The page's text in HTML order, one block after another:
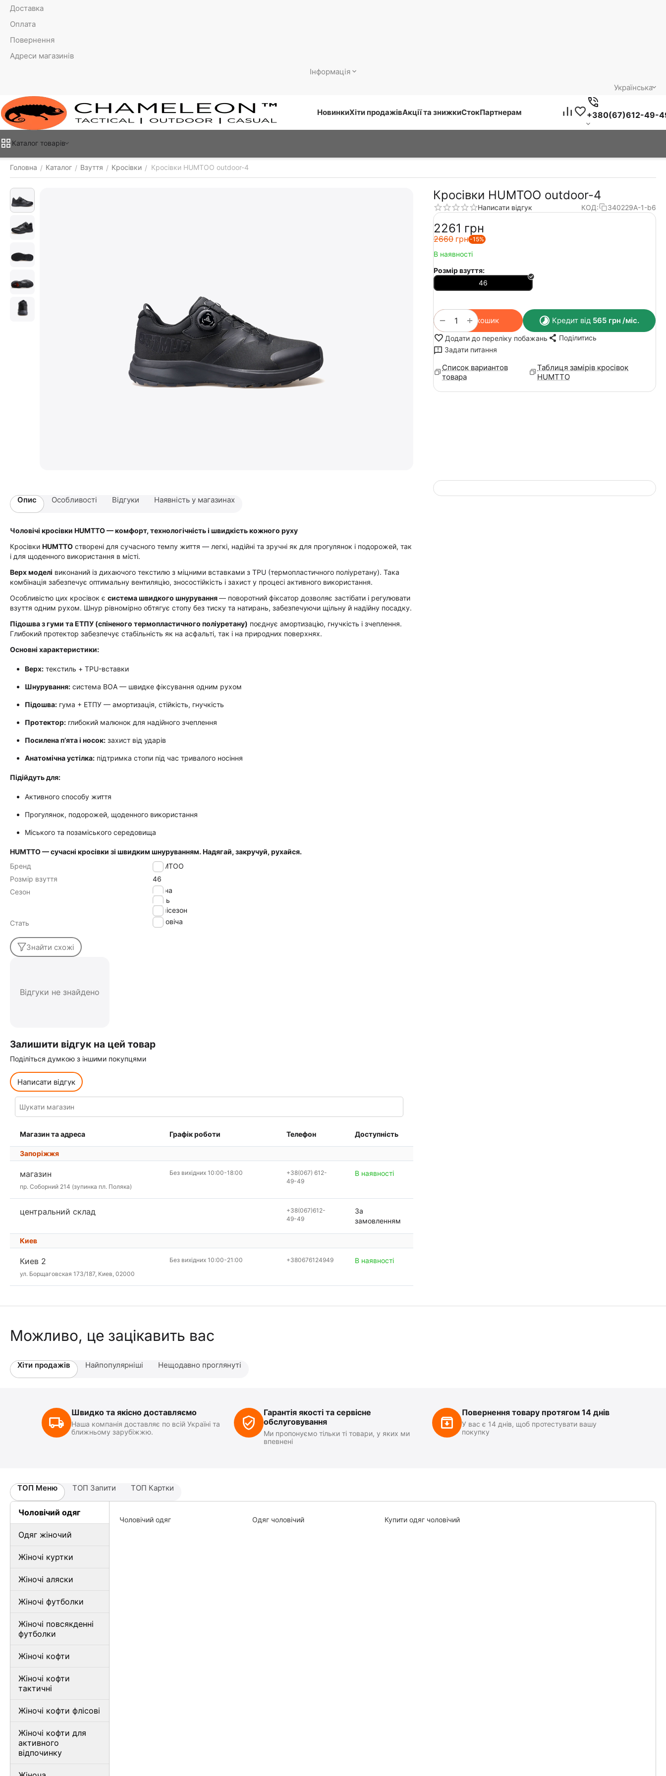
Доставка
Оплата
Повернення
Адреси магазинів
Інформація
Українська
НовинкиХіти продажівАкції та знижкиСтокПартнерам +380(67)612-49-
Каталог товарiв
Головна / Каталог / Взуття / Кросівки / Кросівки HUMTOO outdoor-4
Кросівки HUMTOO outdoor-4
Написати відгук КОД: 340229А-1-b6
‍2261‍ грн
‍2660‍ грн -15%
В наявності
Розмір взуття:
46
+
− У кошик Кредит від 565грн /міс.
Додати до переліку побажань
Поділитись
Задати питання
Список вариантов
товара
Таблиця замірів кросівок
HUMTTO
Опис Особливості Відгуки Наявність у магазинах
Чоловічі кросівки HUMTTO — комфорт, технологічність і швидкість кожного руху
Кросівки HUMTTO створені для сучасного темпу життя — легкі, надійні та зручні як для прогулянок і подорожей, так
і для щоденного використання в місті.
Верх моделі виконаний із дихаючого текстилю з міцними вставками з TPU (термопластичного поліуретану). Така
комбінація забезпечує оптимальну вентиляцію, зносостійкість і захист у процесі активного використання.
Особливістю цих кросівок є система швидкого шнурування— поворотний фіксатор дозволяє застібати і регулювати
взуття одним рухом. Шнур рівномірно обтягує стопу без тиску та натирань, забезпечуючи щільну й надійну посадку.
Підошва з гуми та ЕТПУ (спіненого термопластичного поліуретану) поєднує амортизацію, гнучкість і зчеплення.
Глибокий протектор забезпечує стабільність як на асфальті, так і на природних поверхнях.
Основні характеристики:
Верх: текстиль + TPU-вставки
Шнурування: система BOA — швидке фіксування одним рухом
Підошва: гума + ЕТПУ — амортизація, стійкість, гнучкість
Протектор: глибокий малюнок для надійного зчеплення
Посилена п’ята і носок: захист від ударів
Анатомічна устілка: підтримка стопи під час тривалого носіння
Підійдуть для:
Активного способу життя
Прогулянок, подорожей, щоденного використання
Міського та позаміського середовища
HUMTTO — сучасні кросівки зі швидким шнуруванням. Надягай, закручуй, рухайся.
Бренд
HUMTOO
Розмір взуття
46
Сезон
весна
осінь
демісезон
Стать
Чоловіча
Знайти схожі
Відгуки не знайдено
Залишити відгук на цей товар
Поділіться думкою з іншими покупцями
Написати відгук
Магазин та адреса Графік роботи Телефон Доступність
Запоріжжя
магазин
пр. Соборний 214 (зупинка пл. Поляка)
Без вихідних 10:00-18:00
+38(067) 612-
49-49
В наявності
центральний склад
+38(067)612-
49-49
За
замовленням
Киев
Киев 2
ул. Борщаговская 173/187, Киев, 02000
Без вихідних 10:00-21:00 +380676124949 В наявності
Можливо, це зацікавить вас
Хіти продажів Найпопулярніші Нещодавно проглянуті
Швидко та якісно доставляємо
Наша компанія доставляє по всій Україні та
ближньому зарубіжжю.
Гарантія якості та сервісне
обслуговування
Ми пропонуємо тільки ті товари, у яких ми
впевнені
Повернення товару протягом 14 днів
У вас є 14 днів, щоб протестувати вашу
покупку
ТОП Меню ТОП Запити ТОП Картки
Чоловічий одяг
Одяг жіночий
Жіночі куртки
Жіночі аляски
Жіночі футболки
Жіночі повсякденні
футболки
Жіночі кофти
Жіночі кофти
тактичні
Жіночі кофти флісові
Жіночі кофти для
активного
відпочинку
Чоловічий одяг Одяг чоловічий Купити одяг чоловічий